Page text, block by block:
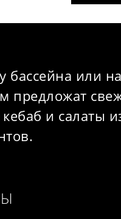
бассейна или на
предложат
и салаты